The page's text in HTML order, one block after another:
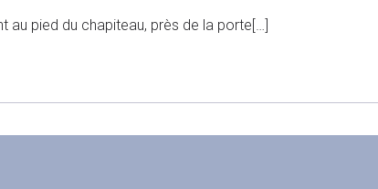
au pied du chapiteau, près de la porte[…]